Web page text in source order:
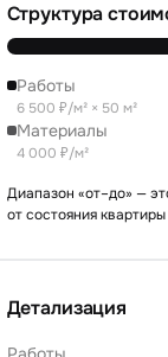
Структура
Работы
6 500 ₽/м² × 50 м²
Материалы
4 000 ₽/м²
Диапазон «от–до» —
от состояния
Детализация